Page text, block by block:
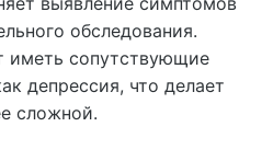
обследования.
иметь сопутствующие
депрессия, что делает
сложной.